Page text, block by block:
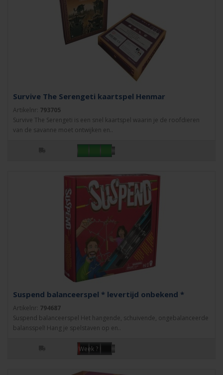
Survive The Serengeti kaartspel Henmar
Artikelnr: 793705
Survive The Serengeti is een snel kaartspel waarin je de roofdieren
van de savanne moet ontwijken en..
Suspend balanceerspel * levertijd onbekend *
Artikelnr: 794687
Suspend balanceerspel Het hangende, schuivende, ongebalanceerde
balansspel! Hang je spelstaven op en..
Week ?